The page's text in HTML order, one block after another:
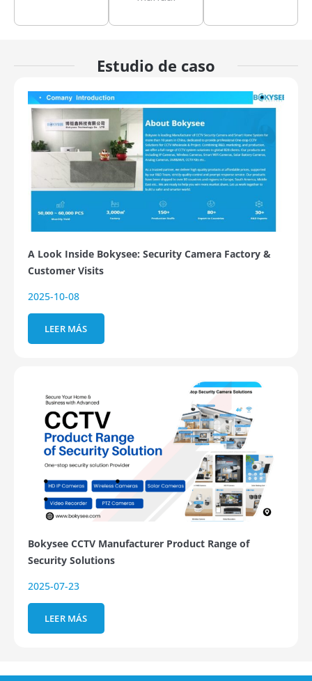
Estudio de caso
A Look Inside Bokysee: Security Camera Factory &
Customer Visits
2025-10-08
LEER MÁS
Bokysee CCTV Manufacturer Product Range of
Security Solutions
2025-07-23
LEER MÁS